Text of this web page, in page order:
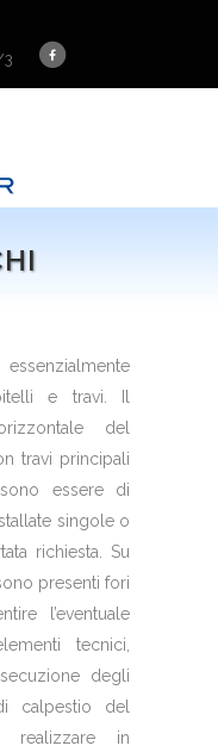
3
e travi. Il
del
travi principali
essere di
singole o
richiesta. Su
presenti fori
l’eventuale
tecnici,
degli
calpestio del
realizzare in